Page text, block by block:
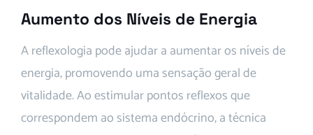
Aumento dos Níveis de Energia
A reflexologia pode ajudar a aumentar os níveis de
energia, promovendo uma sensação geral de
vitalidade. Ao estimular pontos reflexos que
correspondem ao sistema endócrino, a técnica